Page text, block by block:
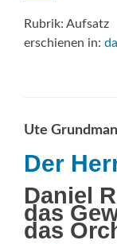
Rubrik: Aufsatz
erschienen in:
Ute
Der
Daniel
das
das